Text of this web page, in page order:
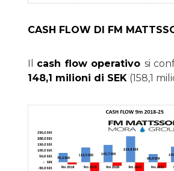
CASH FLOW DI FM
cash flow operativo si
148,1 milioni di SEK (158,1